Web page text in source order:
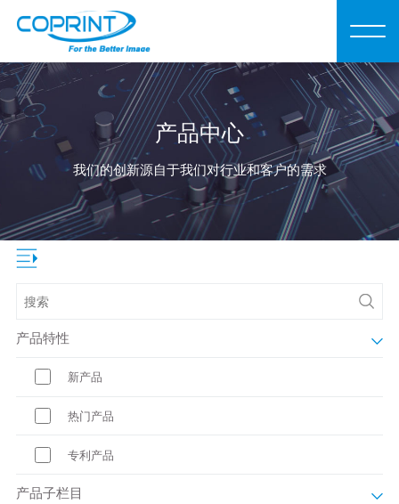
产品中心
我们的创新源自于我们对行业和客户的需求
产品特性
新产品
热门产品
专利产品
产品子栏目